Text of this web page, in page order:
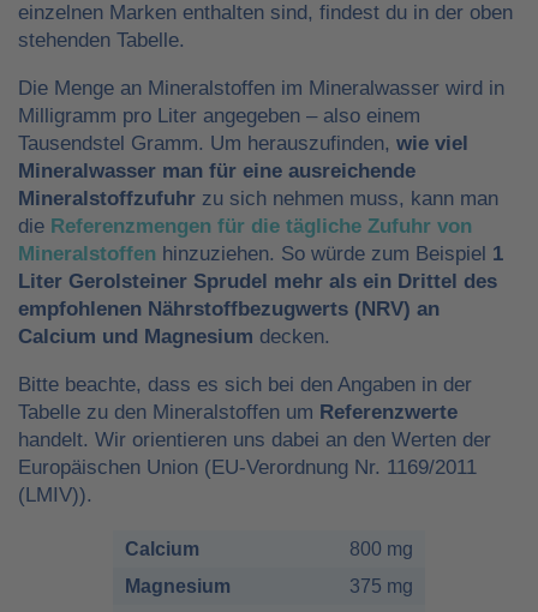
einzelnen Marken enthalten sind, findest du in der oben
stehenden Tabelle.
Die Menge an Mineralstoffen im Mineralwasser wird in
Milligramm pro Liter angegeben – also einem
Tausendstel Gramm. Um herauszufinden, wie viel
Mineralwasser man für eine ausreichende
Mineralstoffzufuhr zu sich nehmen muss, kann man
die Referenzmengen für die tägliche Zufuhr von
Mineralstoffen hinzuziehen. So würde zum Beispiel 1
Liter Gerolsteiner Sprudel mehr als ein Drittel des
empfohlenen Nährstoffbezugwerts (NRV) an
Calcium und Magnesium decken.
Bitte beachte, dass es sich bei den Angaben in der
Tabelle zu den Mineralstoffen um Referenzwerte
handelt. Wir orientieren uns dabei an den Werten der
Europäischen Union (EU-Verordnung Nr. 1169/2011
(LMIV)).
Calcium
800 mg
Magnesium
375 mg